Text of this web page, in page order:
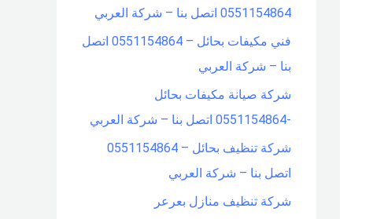
o
r
:
0551154864 اتصل بنا – شركة العربي
فني مكيفات بحائل – 0551154864 اتصل
بنا – شركة العربي
شركة صيانة مكيفات بحائل
-0551154864 اتصل بنا – شركة العربي
شركة تنظيف بحائل – 0551154864
اتصل بنا – شركة العربي
شركة تنظيف منازل بعرعر